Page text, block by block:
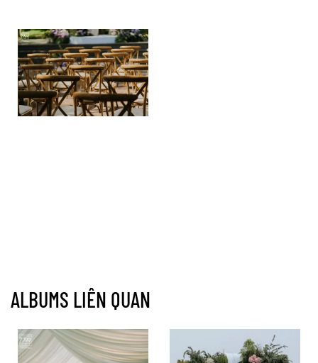
ALBUMS LIÊN QUAN